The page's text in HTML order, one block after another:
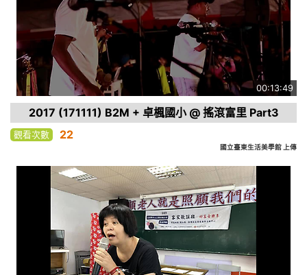
00:13:49
2017 (171111) B2M + 卓楓國小 @ 搖滾富里 Part3
觀看次數 22
國立臺東生活美學館 上傳